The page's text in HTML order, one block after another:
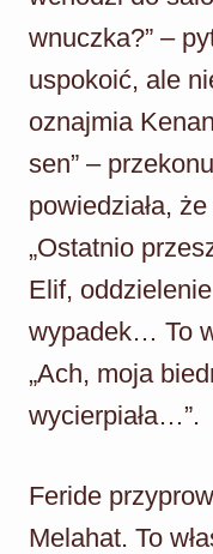
wnuczka?” –
uspokoić, ale
oznajmia
sen” –
powiedziała, że
„Ostatnio
Elif,
wypadek… To
„Ach, moja
wycierpiała…”.
Feride
Melahat. To